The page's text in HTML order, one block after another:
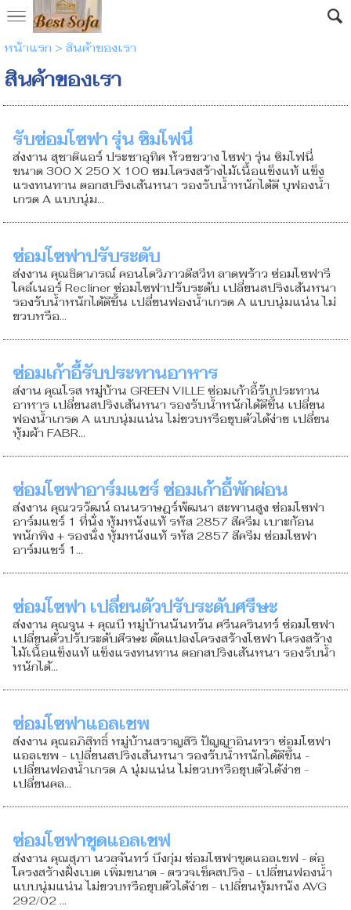
หน้าแรก > สินค้าของเรา
สินค้าของเรา
รับซ่อมโซฟา รุ่น ซิมโฟนี่
ส่งงาน สุชาติแอร์ ประชาอุทิศ ห้วยขวาง โซฟา รุ่น ซิมโฟนี่
ขนาด 300 X 250 X 100 ซม.โครงสร้างไม้เนื้อแข็งแท้ แข็ง
แรงทนทาน ตอกสปริงเส้นหนา รองรับน้ำหนักได้ดี บุฟองน้ำ
เกรด A แบบนุ่ม...
ซ่อมโซฟาปรับระดับ
ส่งงาน คุณธิดาภรณ์ คอนโดวิภาวดีสวีท ลาดพร้าว ซ่อมโซฟารี
ไคล์เนอร์ Recliner ซ่อมโซฟาปรับระดับ เปลี่ยนสปริงเส้นหนา
รองรับน้ำหนักได้ดีขึ้น เปลี่ยนฟองน้ำเกรด A แบบนุ่มแน่น ไม่
ยวบหรือ...
ซ่อมเก้าอี้รับประทานอาหาร
ส่งาน คุณโรส หมู่บ้าน GREEN VILLE ซ่อมเก้าอี้รับประทาน
อาหาร เปลี่ยนสปริงเส้นหนา รองรับน้ำหนักได้ดีขึ้น เปลี่ยน
ฟองน้ำเกรด A แบบนุ่มแน่น ไม่ยวบหรือยุบตัวได้ง่าย เปลี่ยน
หุ้มผ้า FABR...
ซ่อมโซฟาอาร์มแชร์ ซ่อมเก้าอี้พักผ่อน
ส่งงาน คุณวรวัฒน์ ถนนราษฎร์พัฒนา สะพานสูง ซ่อมโซฟา
อาร์มแชร์ 1 ที่นั่ง หุ้มหนังแท้ รหัส 2857 สีครีม เบาะก้อน
พนักพิง + รองนั่ง หุ้มหนังแท้ รหัส 2857 สีครีม ซ่อมโซฟา
อาร์มแชร์ 1...
ซ่อมโซฟา เปลี่ยนตัวปรับระดับศรีษะ
ส่งงาน คุณจูน + คุณบี หมู่บ้านนันทวัน ศรีนครินทร์ ซ่อมโซฟา
เปลี่ยนตัวปรับระดับศีรษะ ดัดแปลงโครงสร้างโซฟา โครงสร้าง
ไม้เนื้อแข็งแท้ แข็งแรงทนทาน ตอกสปริงเส้นหนา รองรับน้ำ
หนักได้...
ซ่อมโซฟาแอลเชพ
ส่งงาน คุณอภิสิทธิ์ หมู่บ้านสราญสิริ ปัญญาอินทรา ซ่อมโซฟา
แอลเชพ - เปลี่ยนสปริงเส้นหนา รองรับน้ำหนักได้ดีขึ้น -
เปลี่ยนฟองน้ำเกรด A นุ่มแน่น ไม่ยวบหรือยุบตัวได้ง่าย -
เปลี่ยนคล...
ซ่อมโซฟาชุดแอลเชฟ
ส่งงาน คุณสุภา นวลจันทร์ บึงกุ่ม ซ่อมโซฟาชุดแอลเชฟ - ต่อ
โครงสร้างฝั่งเบด เพิ่มขนาด - ตรวจเช็คสปริง - เปลี่ยนฟองน้ำ
แบบนุ่มแน่น ไม่ยวบหรือยุบตัวได้ง่าย - เปลี่ยนหุ้มหนัง AVG
292/02 ...